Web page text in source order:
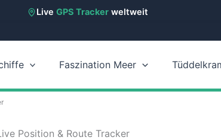
Live GPS Trackerweltweit
Faszination Meer
Position & Route Tracker